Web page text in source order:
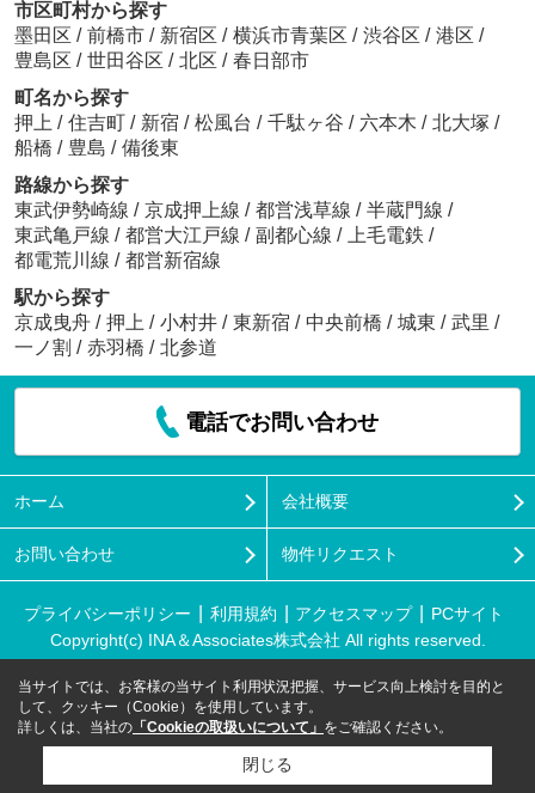
市区町村から探す
墨田区 / 前橋市 / 新宿区 / 横浜市青葉区 / 渋谷区 / 港区 /
豊島区 / 世田谷区 / 北区 / 春日部市
町名から探す
押上 / 住吉町 / 新宿 / 松風台 / 千駄ヶ谷 / 六本木 / 北大塚 /
船橋 / 豊島 / 備後東
路線から探す
東武伊勢崎線 / 京成押上線 / 都営浅草線 / 半蔵門線 /
東武亀戸線 / 都営大江戸線 / 副都心線 / 上毛電鉄 /
都電荒川線 / 都営新宿線
駅から探す
京成曳舟 / 押上 / 小村井 / 東新宿 / 中央前橋 / 城東 / 武里 /
一ノ割 / 赤羽橋 / 北参道
電話でお問い合わせ
ホーム 会社概要
お問い合わせ 物件リクエスト
プライバシーポリシー 利用規約 アクセスマップ
PCサイト
Copyright(c) INA＆Associates株式会社 All rights reserved.
当サイトでは、お客様の当サイト利用状況把握、サービス向上検討を目的と
して、クッキー（Cookie）を使用しています。
詳しくは、当社の 「Cookieの取扱いについて」 をご確認ください。
閉じる